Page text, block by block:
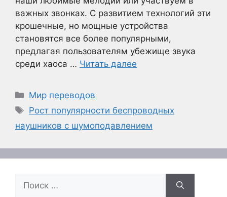
важных звонках. С развитием технологий эти
крошечные, но мощные устройства
становятся все более популярными,
предлагая пользователям убежище звука
среди хаоса … Читать далее
Рубрики
Мир переводов
Метки
Рост популярности беспроводных
наушников с шумоподавлением
Поиск: